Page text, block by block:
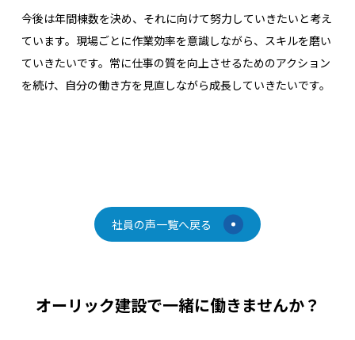
今後は年間棟数を決め、それに向けて努力していきたいと考え
ています。現場ごとに作業効率を意識しながら、スキルを磨い
ていきたいです。常に仕事の質を向上させるためのアクション
を続け、自分の働き方を見直しながら成長していきたいです。
社員の声一覧へ戻る
オーリック建設で一緒に働きませんか？